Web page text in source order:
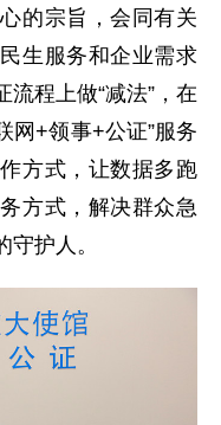
的宗旨，会同有关
生服务和企业需求
程上做“减法”，在
网+领事+公证”服务
方式，让数据多跑
方式，解决群众急
护人。